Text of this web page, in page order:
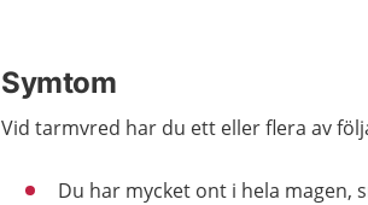
Symtom
Vid tarmvred har du ett eller flera av
Du har mycket ont i hela